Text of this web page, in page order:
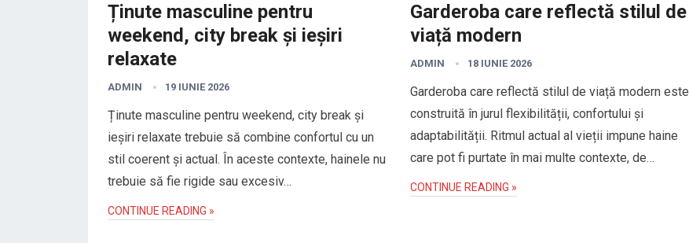
Ținute masculine pentru
weekend, city break și ieșiri
relaxate
ADMIN 19 IUNIE 2026
Ținute masculine pentru weekend, city break și
ieșiri relaxate trebuie să combine confortul cu un
stil coerent și actual. În aceste contexte, hainele nu
trebuie să fie rigide sau excesiv…
CONTINUE READING »
Garderoba care reflectă stilul de
viață modern
ADMIN 18 IUNIE 2026
Garderoba care reflectă stilul de viață modern este
construită în jurul flexibilității, confortului și
adaptabilității. Ritmul actual al vieții impune haine
care pot fi purtate în mai multe contexte, de…
CONTINUE READING »